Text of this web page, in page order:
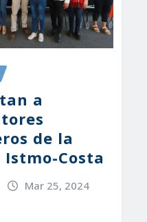
a
de la
Istmo-Costa
Mar 25, 2024